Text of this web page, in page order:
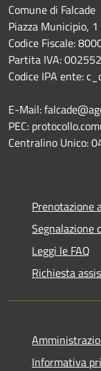
Comune di Falcade
Piazza Municipio,
Codice Fiscale:
Partita IVA:
Codice IPA ente:
E-Mail:
PEC:
Centralino Unico:
Prenotazione
Segnalazione
Leggi le FAQ
Richiesta
Informativa